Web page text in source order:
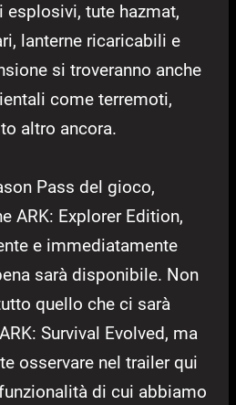
tute hazmat,
lanterne ricaricabili e
si troveranno anche
come terremoti,
altro ancora.
Pass del gioco,
ARK: Explorer Edition,
e immediatamente
sarà disponibile. Non
quello che ci sarà
Survival Evolved, ma
osservare nel trailer qui
di cui abbiamo